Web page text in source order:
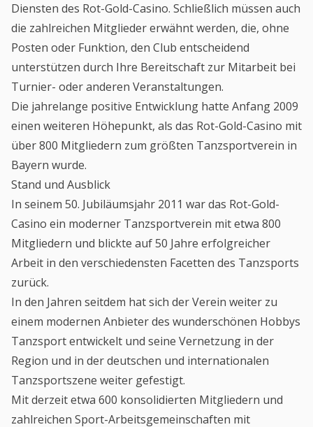
Diensten des Rot-Gold-Casino. Schließlich müssen auch
die zahlreichen Mitglieder erwähnt werden, die, ohne
Posten oder Funktion, den Club entscheidend
unterstützen durch Ihre Bereitschaft zur Mitarbeit bei
Turnier- oder anderen Veranstaltungen.
Die jahrelange positive Entwicklung hatte Anfang 2009
einen weiteren Höhepunkt, als das Rot-Gold-Casino mit
über 800 Mitgliedern zum größten Tanzsportverein in
Bayern wurde.
Stand und Ausblick
In seinem 50. Jubiläumsjahr 2011 war das Rot-Gold-
Casino ein moderner Tanzsportverein mit etwa 800
Mitgliedern und blickte auf 50 Jahre erfolgreicher
Arbeit in den verschiedensten Facetten des Tanzsports
zurück.
In den Jahren seitdem hat sich der Verein weiter zu
einem modernen Anbieter des wunderschönen Hobbys
Tanzsport entwickelt und seine Vernetzung in der
Region und in der deutschen und internationalen
Tanzsportszene weiter gefestigt.
Mit derzeit etwa 600 konsolidierten Mitgliedern und
zahlreichen Sport-Arbeitsgemeinschaften mit